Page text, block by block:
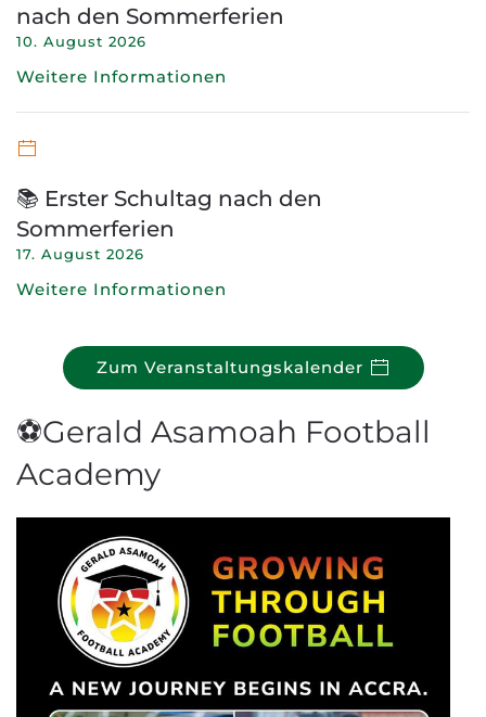
nach den Sommerferien
10. August 2026
Weitere Informationen
📚 Erster Schultag nach den
Sommerferien
17. August 2026
Weitere Informationen
Zum Veranstaltungskalender
⚽Gerald Asamoah Football
Academy